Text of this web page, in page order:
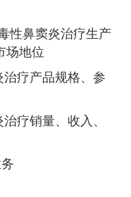
性鼻窦炎治疗生产
场地位
疗产品规格、参
疗销量、收入、